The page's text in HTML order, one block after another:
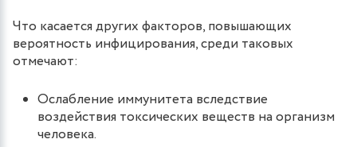
Что касается других факторов, повышающих
вероятность инфицирования, среди таковых
отмечают:
Ослабление иммунитета вследствие
воздействия токсических веществ на организм
человека.